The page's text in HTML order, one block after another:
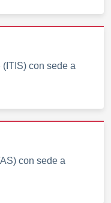
(ITIS) con sede a
con sede a